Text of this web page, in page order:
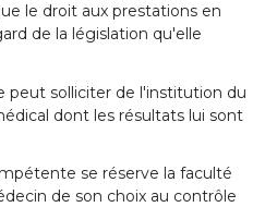
le droit aux prestations en
de la législation qu'elle
solliciter de l'institution du
dont les résultats lui sont
se réserve la faculté
de son choix au contrôle